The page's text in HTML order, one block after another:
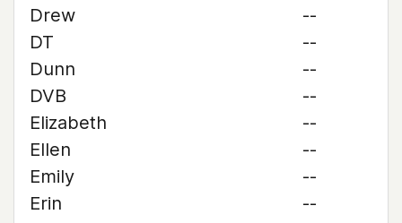
Drew
--
DT
--
Dunn
--
DVB
--
Elizabeth
--
Ellen
--
Emily
--
Erin
--